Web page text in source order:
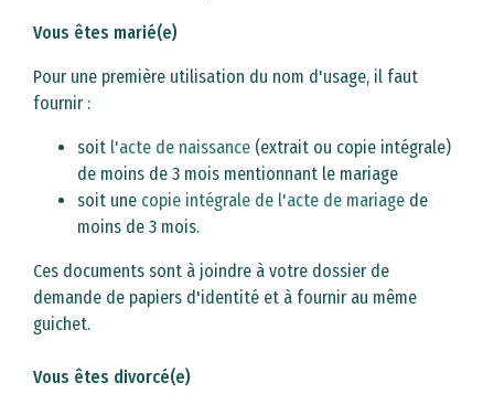
Vous êtes marié(e)
Pour une première utilisation du nom d'usage, il faut
fournir :
soit l'acte de naissance (extrait ou copie intégrale)
de moins de 3 mois mentionnant le mariage
​​​​​​​soit une copie intégrale de l'acte de mariage de
moins de 3 mois.
Ces documents sont à joindre à votre dossier de
demande de papiers d'identité et à fournir au même
guichet.
Vous êtes divorcé(e)